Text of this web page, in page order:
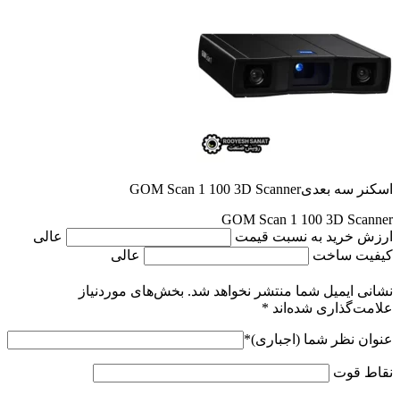
اسکنر سه بعدیGOM Scan 1 100 3D Scanner
GOM Scan 1 100 3D Scanner
ارزش خرید به نسبت قیمت
عالی
کیفیت ساخت
عالی
نشانی ایمیل شما منتشر نخواهد شد. بخش‌های موردنیاز
علامت‌گذاری شده‌اند *
عنوان نظر شما (اجباری)*
نقاط قوت